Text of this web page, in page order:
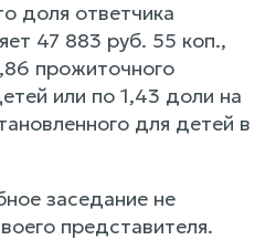
доля ответчика
47 883 руб. 55 коп.,
прожиточного
или по 1,43 доли на
для детей в
заседание не
представителя.